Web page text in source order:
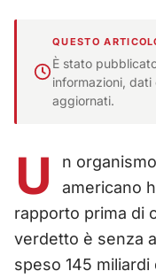
QUESTO
È stato
informazioni,
aggiornati.
U
n
americano
rapporto prima di
verdetto è senza
speso 145